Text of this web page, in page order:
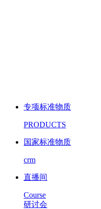
专项标准物质
PRODUCTS
国家标准物质
crm
直播间
Course
研讨会